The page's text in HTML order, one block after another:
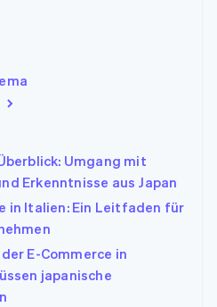
Umgang mit
Erkenntnisse aus Japan
in Italien: Ein Leitfaden für
E-Commerce in
japanische